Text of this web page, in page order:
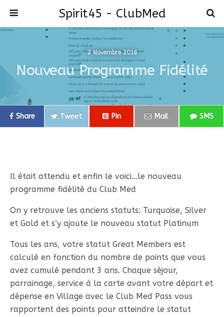
Spirit45 - ClubMed
2 Novembre 2016
Nouveau Programme Fidélité
Share Tweet Pin Mail SMS
Il était attendu et enfin le voici…le nouveau
programme fidélité du Club Med
On y retrouve les anciens statuts: Turquoise, Silver
et Gold et s’y ajoute le nouveau statut Platinum
Tous les ans, votre statut Great Members est
calculé en fonction du nombre de points que vous
avez cumulé pendant 3 ans. Chaque séjour,
parrainage, service à la carte avant votre départ et
dépense en Village avec le Club Med Pass vous
rapportent des points pour atteindre le statut